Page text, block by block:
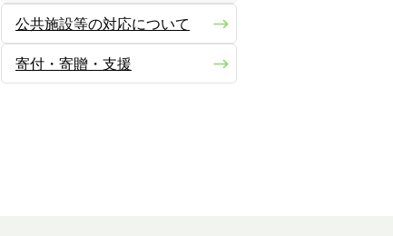
公共施設等の対応について
寄付・寄贈・支援